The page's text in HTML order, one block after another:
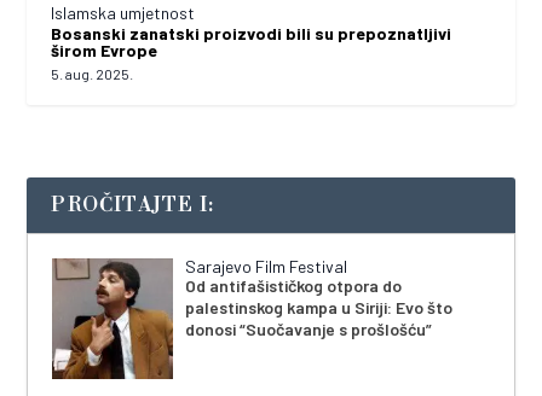
Islamska umjetnost
Bosanski zanatski proizvodi bili su prepoznatljivi
širom Evrope
5. aug. 2025.
PROČITAJTE I:
Sarajevo Film Festival
Od antifašističkog otpora do
palestinskog kampa u Siriji: Evo što
donosi “Suočavanje s prošlošću”